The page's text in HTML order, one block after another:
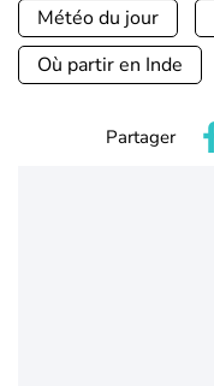
Météo du jour
Où partir en Inde
Partager